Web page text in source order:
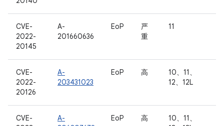
CVE-
2022-
20145
A-
201660636
EoP
严
重
11
CVE-
2022-
20126
A-
203431023
EoP 高
10、11、
12、12L
CVE-
A-
EoP 高
10、11、